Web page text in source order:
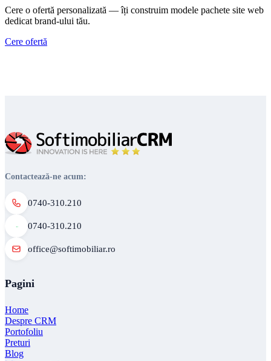
Cere o ofertă personalizată — îți construim modele pachete site web
dedicat brand-ului tău.
Cere ofertă
Contactează-ne acum:
0740-310.210
0740-310.210
office@softimobiliar.ro
Pagini
Home
Despre CRM
Portofoliu
Preturi
Blog